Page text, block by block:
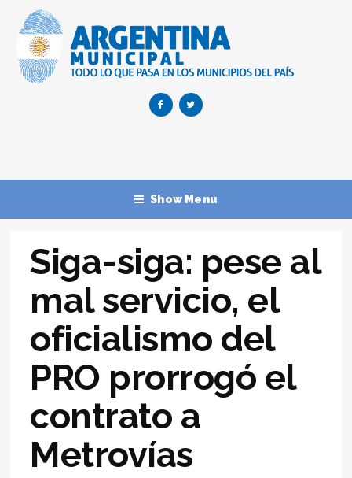
Show Menu
Siga-siga: pese al
mal servicio, el
oficialismo del
PRO prorrogó el
contrato a
Metrovías